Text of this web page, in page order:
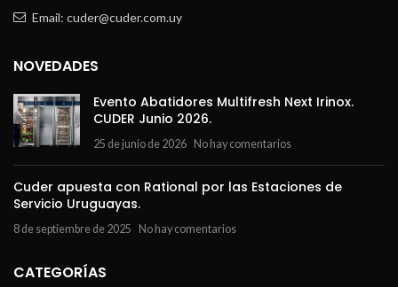
Email: cuder@cuder.com.uy
NOVEDADES
Evento Abatidores Multifresh Next Irinox.
CUDER Junio 2026.
25 de junio de 2026 No hay comentarios
Cuder apuesta con Rational por las Estaciones de
Servicio Uruguayas.
8 de septiembre de 2025 No hay comentarios
CATEGORÍAS